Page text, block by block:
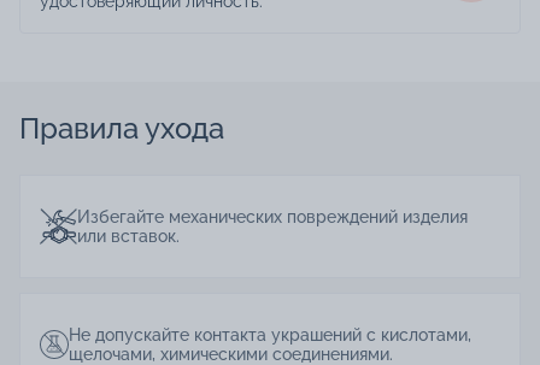
Правила ухода
Избегайте механических повреждений изделия
или вставок.
Не допускайте контакта украшений с кислотами,
щелочами, химическими соединениями.